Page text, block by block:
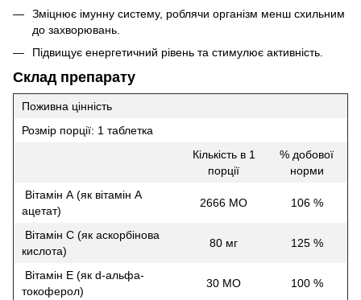
Зміцнює імунну систему, роблячи організм менш схильним
до захворювань.
Підвищує енергетичний рівень та стимулює активність.
Склад препарату
Поживна цінність
Розмір порції: 1 таблетка
Кількість в 1
порції
% добової
норми
Вітамін А (як вітамін А
ацетат)
2666 МО 106 %
Вітамін С (як аскорбінова
кислота)
80 мг 125 %
Вітамін Е (як d-альфа-
токоферол)
30 МО 100 %